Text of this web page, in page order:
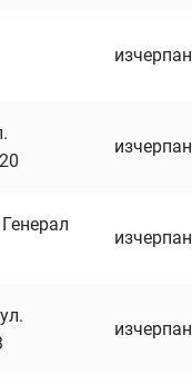
изчерпан
изчерпан
изчерпан
изчерпан